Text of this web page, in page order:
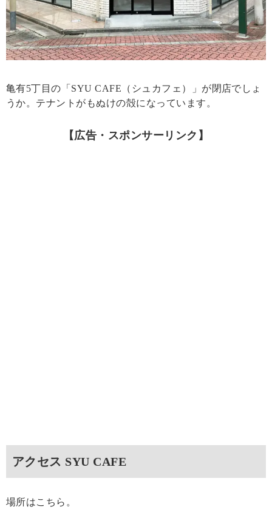
亀有5丁目の「SYU CAFE（シュカフェ）」が閉店でしょ
うか。テナントがもぬけの殻になっています。
【広告・スポンサーリンク】
アクセス SYU CAFE
場所はこちら。